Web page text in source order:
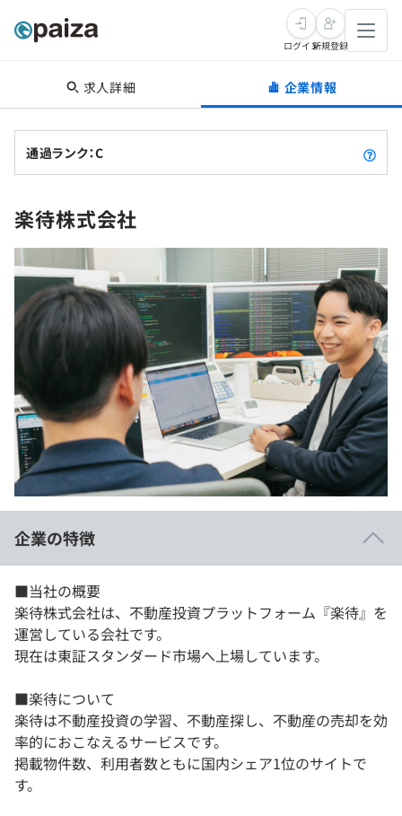
転職・キャリア
転職成功ガイド
転職エージェント
インタビュー
転職成功ガイド
新卒就活
求人検索
インターン
新卒エージェント
イベント・セミナー
インタビュー
学習
講座一覧
問題集
ナレッジ
リファレンス
プラン
個人向けプラン
法人向けプラン
学校向けプラン
スキルチェック
プログラミング言語
SQL
評価結果一覧
再チャレンジ結果一覧
ゲーム・マンガ
メディア
Tech Team Journal
paiza times
paizaとは？
ログイン新規登録
求人詳細 企業情報
通過ランク：C
楽待株式会社
企業の特徴
■当社の概要
楽待株式会社は、不動産投資プラットフォーム『楽待』を
運営している会社です。
現在は東証スタンダード市場へ上場しています。
■楽待について
楽待は不動産投資の学習、不動産探し、不動産の売却を効
率的におこなえるサービスです。
掲載物件数、利用者数ともに国内シェア1位のサイトで
す。